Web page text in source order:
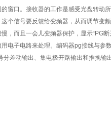
窗口。接收器的工作是感受光盘转动
个信号要反馈给变频器，从而调节变
，而且一会儿变频器保护，显示“PG
电子电路来处理。编码器pg接线与参
差动输出、集电极开路输出和推挽